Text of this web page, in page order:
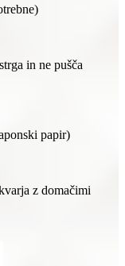
in ne pušča
papir)
z domačimi